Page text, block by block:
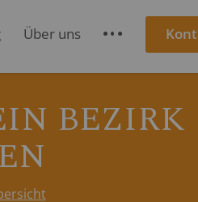
Über uns S
BEZIRK